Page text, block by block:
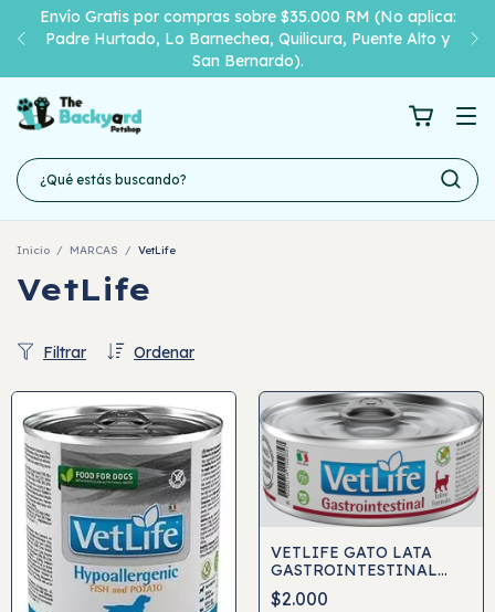
Envío Gratis por compras sobre $35.000 RM (No aplica:
Padre Hurtado, Lo Barnechea, Quilicura, Puente Alto y
San Bernardo).
Inicio / MARCAS / VetLife
VetLife
Ordenar
Filtrar
VETLIFE GATO LATA
GASTROINTESTINAL
85GR
$2.000